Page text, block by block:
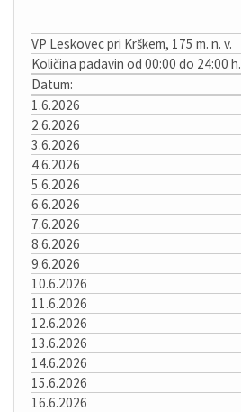
VP Leskovec pri Krškem, 175 m. n. v.
Količina padavin od 00:00 do 24:00 h.
Datum:
1.6.2026
2.6.2026
3.6.2026
4.6.2026
5.6.2026
6.6.2026
7.6.2026
8.6.2026
9.6.2026
10.6.2026
11.6.2026
12.6.2026
13.6.2026
14.6.2026
15.6.2026
16.6.2026